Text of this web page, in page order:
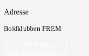
Adresse
Boldklubben FREM